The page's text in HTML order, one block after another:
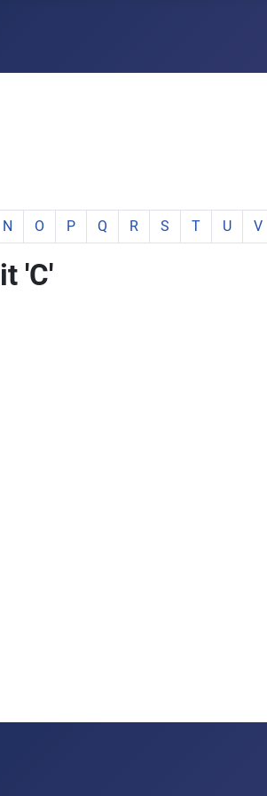
Buchstabe:
mit Buchstabe:
mit Buchstabe:
zeige Elemente mit Buchstabe:
N zeige Elemente mit Buchstabe:
O zeige Elemente mit Buchstabe:
P zeige Elemente mit
Q zeige Elemente mit
R zeige Elemente
S zeige
T zeige
U V
'C'